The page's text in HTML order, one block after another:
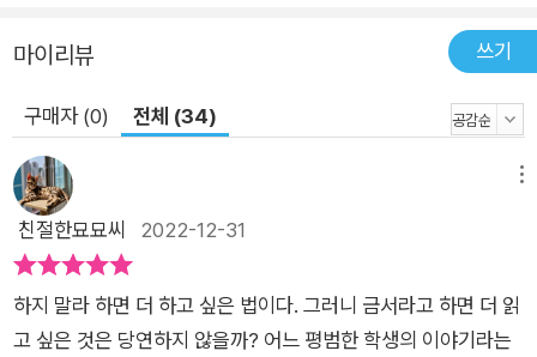
마이리뷰 쓰기
구매자 (0) 전체 (34)
친절한묘묘씨 2022-12-31
하지 말라 하면 더 하고 싶은 법이다. 그러니 금서라고 하면 더 읽
고 싶은 것은 당연하지 않을까? 어느 평범한 학생의 이야기라는